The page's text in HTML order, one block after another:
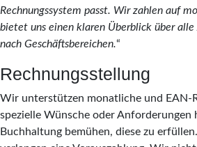
Rechnungssystem passt. Wir zahlen auf
bietet uns einen klaren Überblick über alle
nach Geschäftsbereichen.“
Rechnungsstellung
Wir unterstützen monatliche und EAN-
spezielle Wünsche oder Anforderungen
Buchhaltung bemühen, diese zu